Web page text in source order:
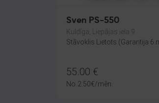
Sven PS-550
Kuldīga, Liepājas iela 9
Stāvoklis Lietots (Garantija 6
55.00 €
No 2.50€/mēn.